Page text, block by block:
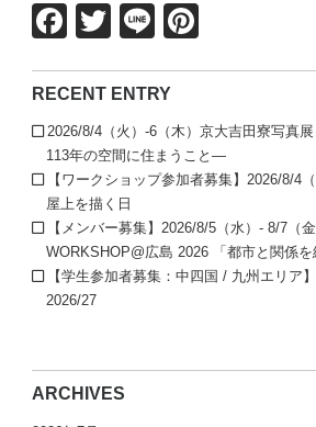
Facebook
Twitter
Line
RECENT ENTRY
2026/8/4（火）-6（木）京大吉田寮写真
113年の空間に住まうこと—
【ワークショップ参加者募集】2026/8/4
屋上を描く日
【メンバー募集】2026/8/5（水）- 8/7（
WORKSHOP@広島 2026 「都市と関係
【学生参加者募集：中四国 / 九州エリア
2026/27
ARCHIVES